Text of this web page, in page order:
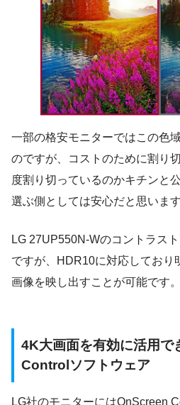
一部の格安モニターではこの色
のですが、コストのために割り
度割り切っているのかキチンと
選ぶ側としては安心だと思いま
LG 27UP550N-Wのコントラス
ですが、HDR10に対応しており
画像を映し出すことが可能です。
4K大画面を有効に活用
Controlソフトウェア
LG社のモニターにはOnScreen